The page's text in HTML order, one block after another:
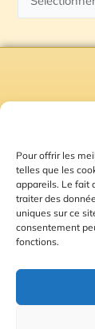
Pour offrir les
telles que les
appareils. Le fait
traiter des
uniques sur ce
consentement
fonctions.